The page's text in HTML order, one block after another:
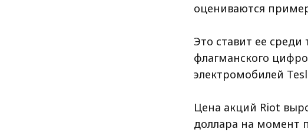
оцениваются
Это ставит ее
флагманского
электромобилей
Цена акций Riot
доллара на момент